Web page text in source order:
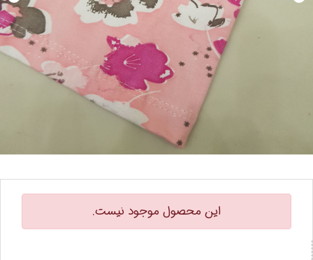
این محصول موجود نیست.